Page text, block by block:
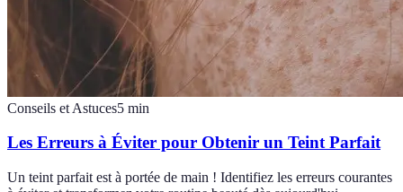
Conseils et Astuces5 min
Les Erreurs à Éviter pour Obtenir un Teint Parfait
Un teint parfait est à portée de main ! Identifiez les erreurs courantes